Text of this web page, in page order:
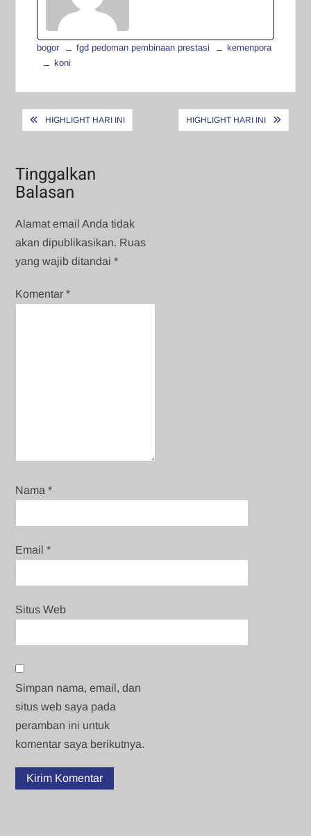
bogor fgd pedoman pembinaan prestasi
kemenpora
koni
Navigasi
HIGHLIGHT HARI INI HIGHLIGHT HARI INI
Tinggalkan
Balasan
Alamat email Anda tidak
akan dipublikasikan. Ruas
yang wajib ditandai*
Komentar*
Nama*
Email*
Situs Web
Simpan nama, email, dan
situs web saya pada
peramban ini untuk
komentar saya berikutnya.